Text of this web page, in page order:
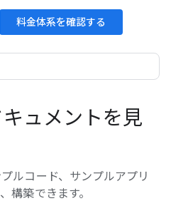
料金体系を確認する
ュメントを見
ルコード、サンプルアプリ
構築できます。